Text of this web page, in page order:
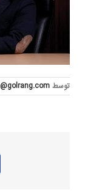
توسط